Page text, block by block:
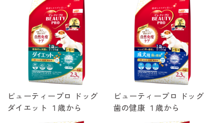
ビューティープロ ドッグ
ダイエット １歳から
ビューティープロ ドッグ
歯の健康 １歳から